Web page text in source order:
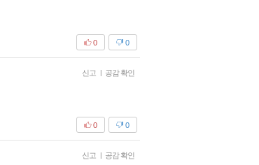
0
0
신고 공감 확인
0
0
신고 공감 확인